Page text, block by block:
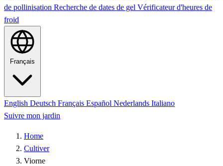
de pollinisation Recherche de dates de gel Vérificateur d'heures de
froid
Français
English Deutsch Français Español Nederlands Italiano
Suivre mon jardin
Home
Cultiver
Viorne